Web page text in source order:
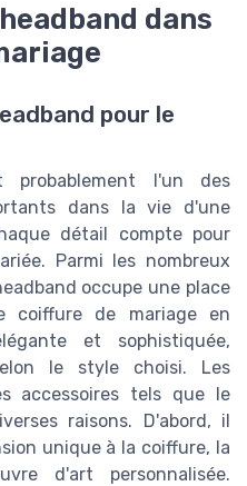
dans
pour le
l'un des
dans la vie d'une
détail compte pour
Parmi les nombreux
occupe une place
coiffure de mariage en
et sophistiquée,
le style choisi. Les
accessoires tels que le
raisons. D'abord, il
unique à la coiffure, la
d'art personnalisée.